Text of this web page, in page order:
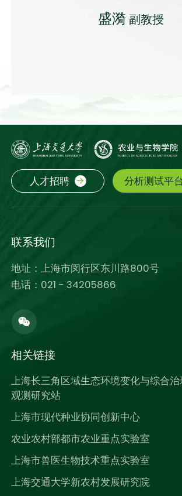
盛漪副教授
人才招聘 分析测试平台
联系我们
地址：上海市闵行区东川路800号
电话：021 - 34205866
相关链接
上海长三角区域生态环境变化与综合
观测研究站
上海市现代种业协同创新中心
农业农村部都市农业重点实验室
上海市兽医生物技术重点实验室
上海交通大学新农村发展研究院